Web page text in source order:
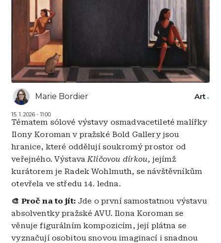
Marie Bordier
15. 1. 2026 - 11:00
Art
Tématem sólové výstavy osmadvacetileté malířky
Ilony Koroman v pražské Bold Gallery jsou
hranice, které oddělují soukromý prostor od
veřejného. Výstava Klíčovou dírkou, jejímž
kurátorem je Radek Wohlmuth, se návštěvníkům
otevřela ve středu 14. ledna.
🎨 Proč na to jít:Jde o první samostatnou výstavu
absolventky pražské AVU. Ilona Koroman se
věnuje figurálním kompozicím, její plátna se
vyznačují osobitou snovou imaginací i snadnou